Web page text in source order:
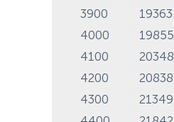
3900
19363
4000
19855
4100
20348
4200
20838
4300
21349